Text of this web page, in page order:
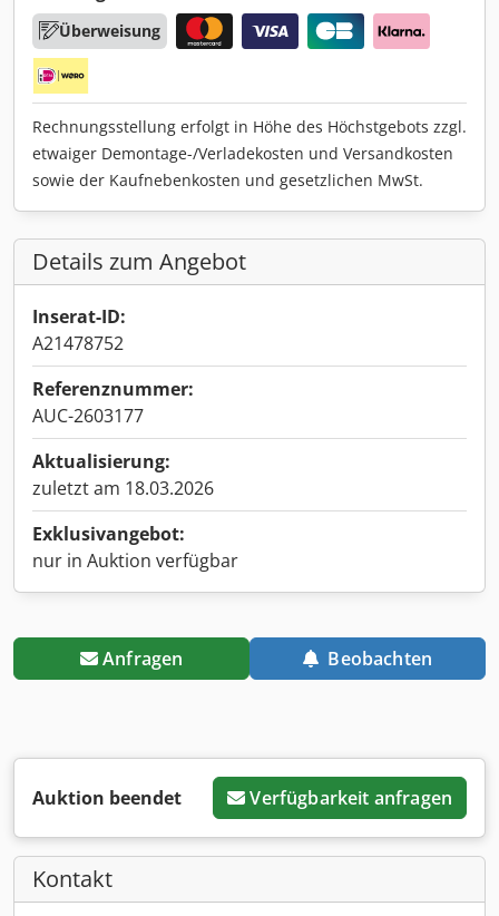
Überweisung
Rechnungsstellung erfolgt in Höhe des Höchstgebots zzgl.
etwaiger Demontage-/Verladekosten und Versandkosten
sowie der Kaufnebenkosten und gesetzlichen MwSt.
Details zum Angebot
Inserat-ID:
A21478752
Referenznummer:
AUC-2603177
Aktualisierung:
zuletzt am 18.03.2026
Exklusivangebot:
nur in Auktion verfügbar
Anfragen Beobachten
Auktion beendet Verfügbarkeit anfragen
Kontakt